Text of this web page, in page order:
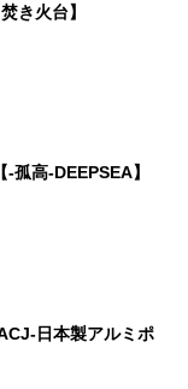
き火台】
孤高-DEEPSEA】
日本製アルミポ